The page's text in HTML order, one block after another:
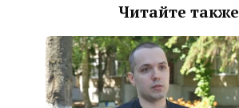
Читайте также